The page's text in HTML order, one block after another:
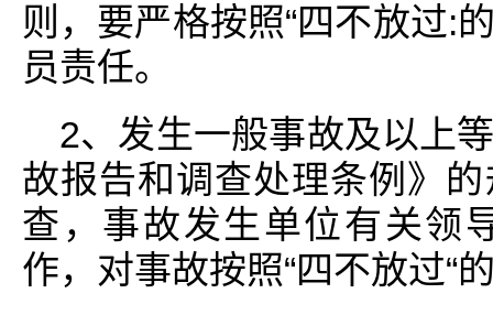
则，要严格按照“四不放过:
员责任。
2、发生一般事故及以上
故报告和调查处理条例》
查，事故发生单位有关领
作，对事故按照“四不放过“